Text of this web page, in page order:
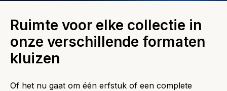
Ruimte voor elke collectie in
onze verschillende formaten
kluizen
Of het nu gaat om één erfstuk of een complete